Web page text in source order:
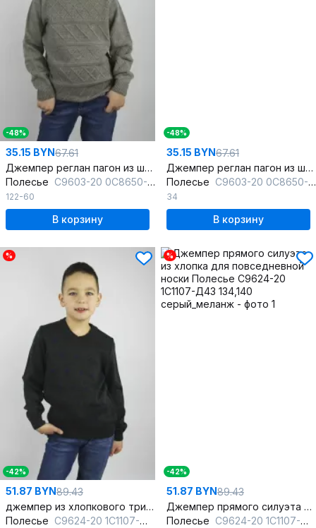
-48%
35.15 BYN67.61
Джемпер реглан пагон из шерсти серый
Полесье С9603-20 0С8650-Д43 122 св.дюна
122-60
В корзину
-48%
35.15 BYN67.61
Джемпер реглан пагон из шерсти синий
Полесье С9603-20 0С8650-Д43 134,140 байкал
34
В корзину
%
-42%
51.87 BYN89.43
джемпер из хлопкового трикотажа с V-образным вырезом
Полесье С9624-20 1С1107-Д43 122,128 серый_меланж
%
-42%
51.87 BYN89.43
Джемпер прямого силуэта из хлопка для повседневной носки
Полесье С9624-20 1С1107-Д43 134,140 серый_меланж